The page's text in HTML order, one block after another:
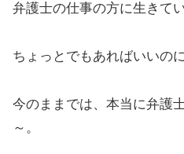
弁護士の仕事の方に生きて
ちょっとでもあればいいのに
今のままでは、本当に弁護
～。